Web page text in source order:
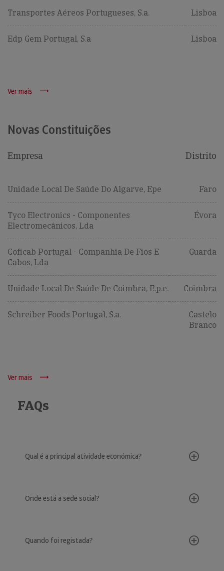
Transportes Aéreos Portugueses, S.a. Lisboa
Edp Gem Portugal, S.a Lisboa
Ver mais
Novas Constituições
Empresa Distrito
Unidade Local De Saúde Do Algarve, Epe Faro
Tyco Electronics - Componentes
Electromecânicos, Lda
Évora
Coficab Portugal - Companhia De Fios E
Cabos, Lda
Guarda
Unidade Local De Saúde De Coimbra, E.p.e. Coimbra
Schreiber Foods Portugal, S.a.
Castelo
Branco
Ver mais
FAQs
Qual é a principal atividade económica?
Onde está a sede social?
Quando foi registada?